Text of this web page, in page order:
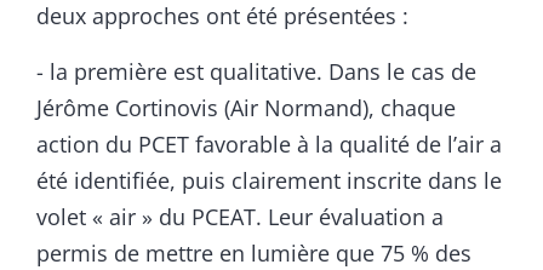
deux approches ont été présentées :
- la première est qualitative. Dans le cas de
Jérôme Cortinovis (Air Normand), chaque
action du PCET favorable à la qualité de l’air a
été identifiée, puis clairement inscrite dans le
volet « air » du PCEAT. Leur évaluation a
permis de mettre en lumière que 75 % des